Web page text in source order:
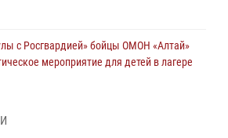
с Росгвардией» бойцы ОМОН «Алтай»
мероприятие для детей в лагере